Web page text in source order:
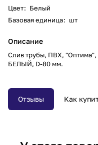
Цвет: Белый
Базовая единица: шт
Описание
Слив трубы, ПВХ, "Оптима",
БЕЛЫЙ, D-80 мм.
Отзывы Как